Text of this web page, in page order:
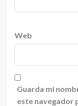
Web
Guarda mi
este navegador